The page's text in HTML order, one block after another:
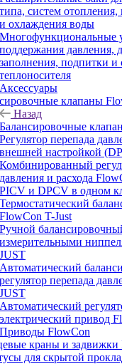
типа, систем
и охлаждения воды
Многофункциональные
поддержания давления,
заполнения, подпитки и
теплоносителя
Аксессуары
клапаны
Назад
Балансировочные
Регулятор перепада
внешней настройкой
Комбинированный
давления и расхода
PICV и DPCV в одном
Термостатический
FlowСon T-Just
Ручной
измерительными
JUST
Автоматический
регулятор перепада
JUST
Автоматический
электрический привод
Приводы FlowCon
краны и задвижки
для скрытой